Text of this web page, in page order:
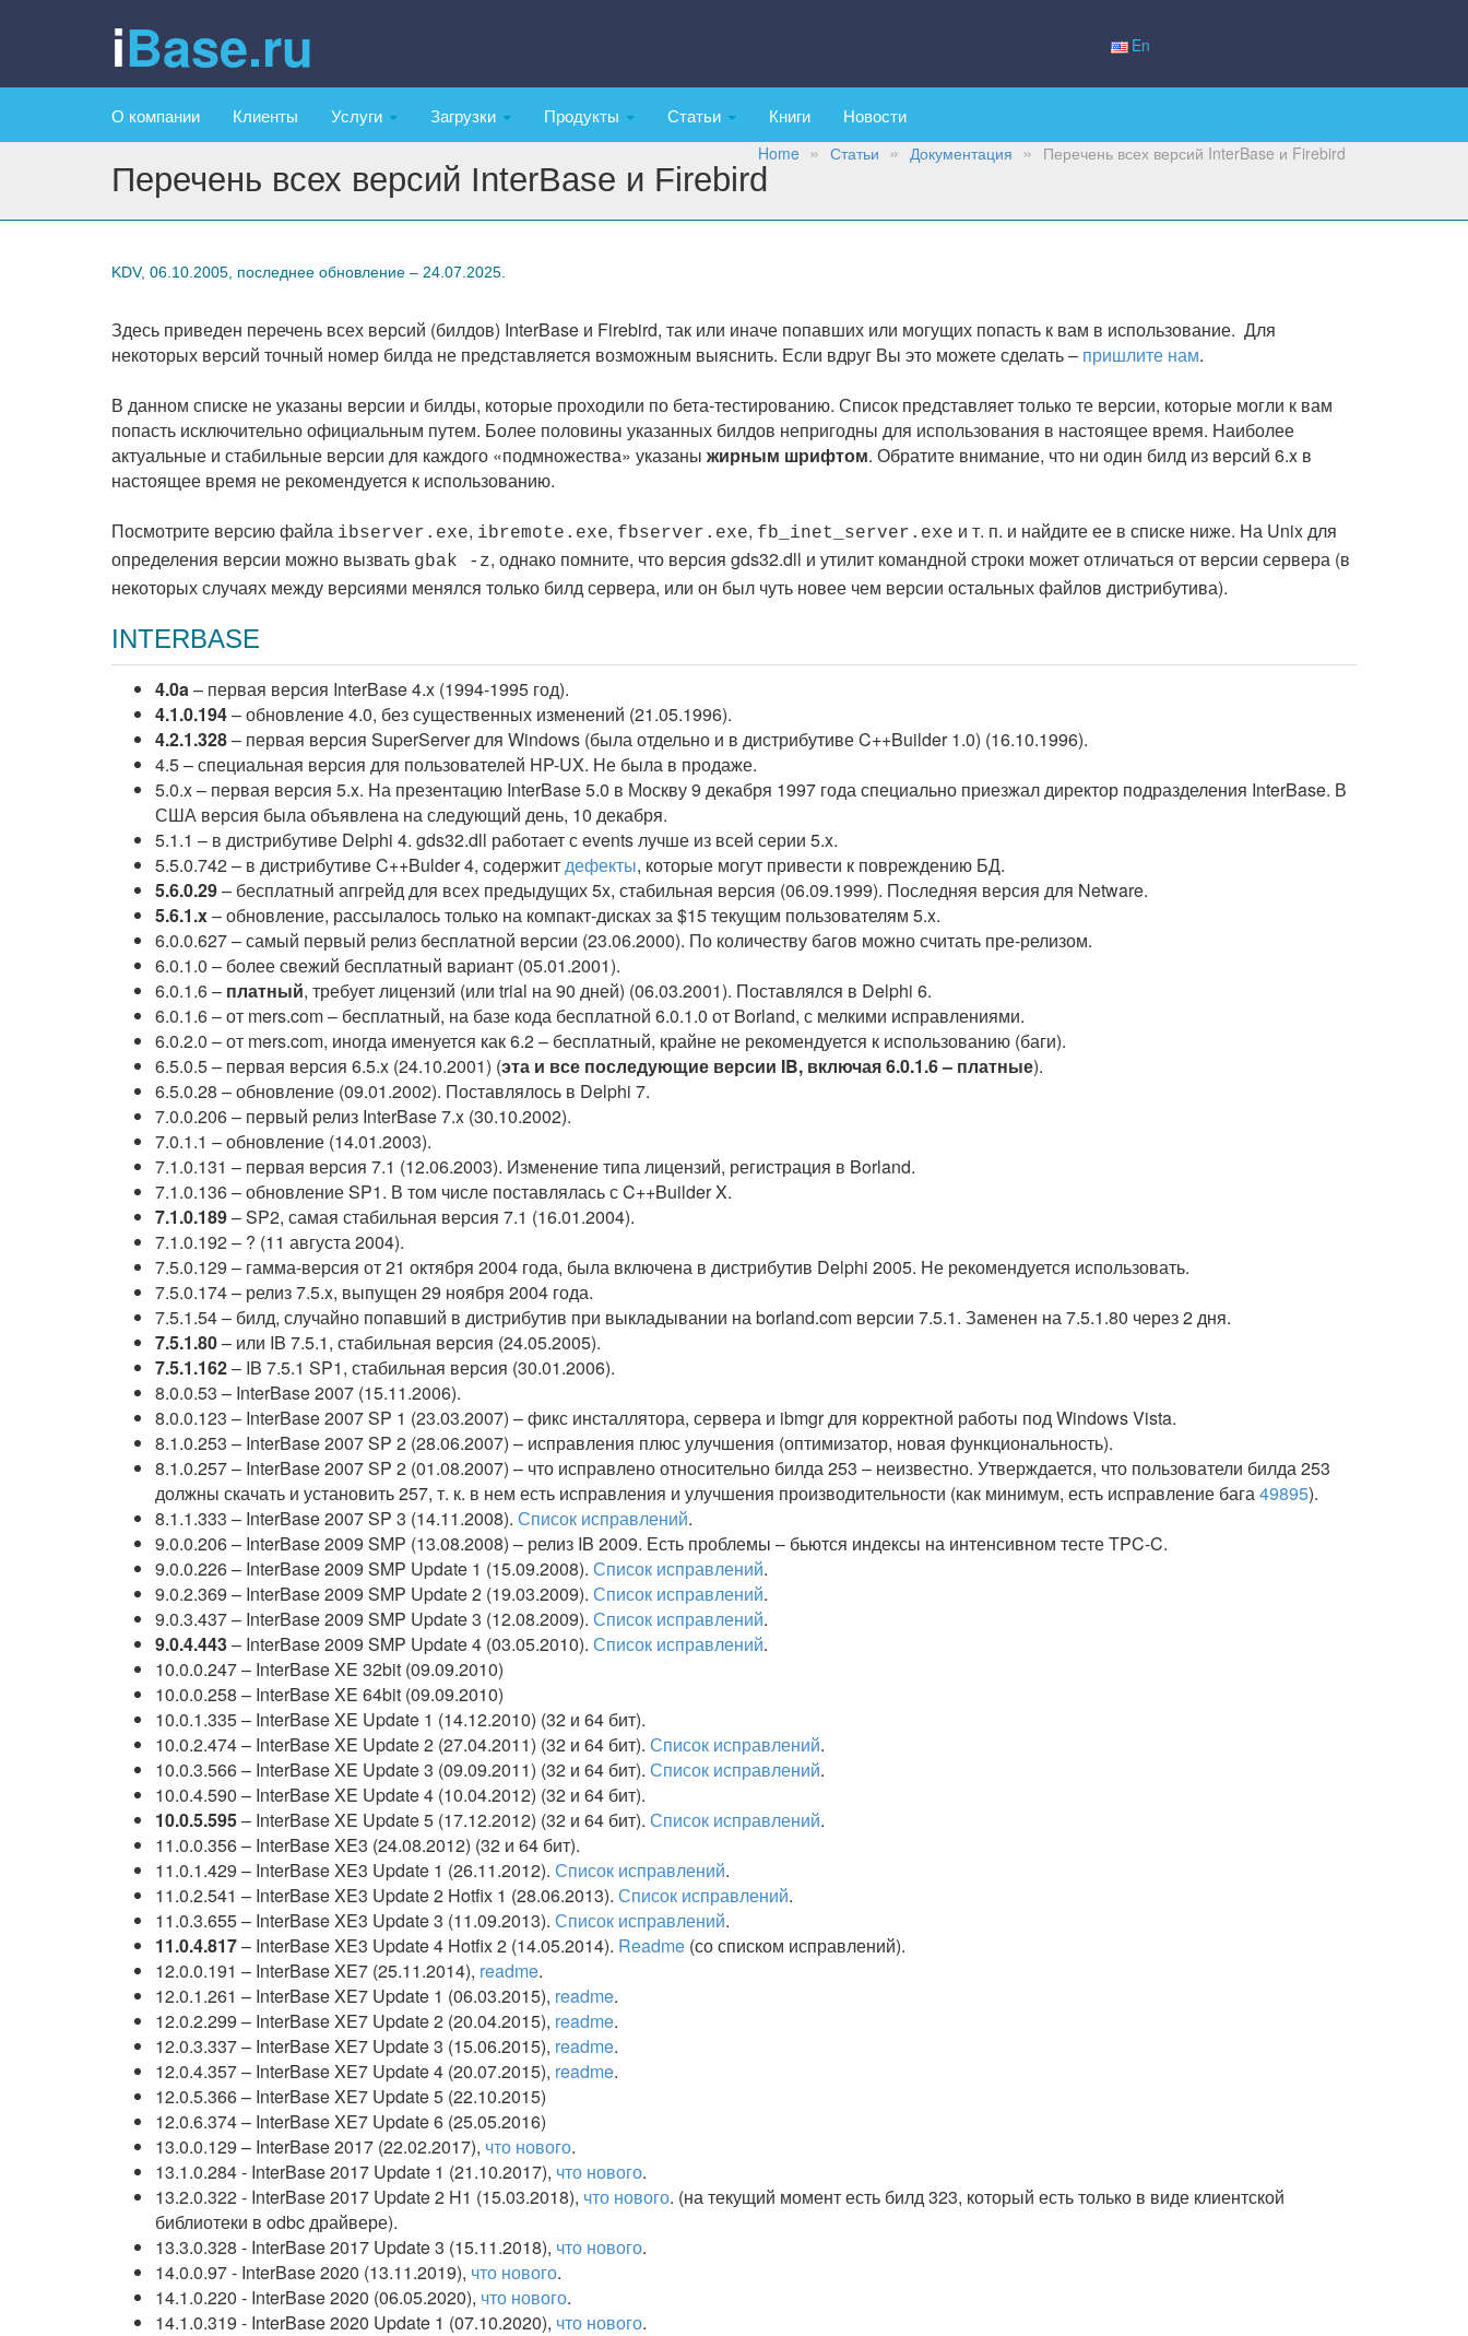
iBase.ru En
О компании Клиенты Услуги Загрузки Продукты Статьи Книги Новости
Перечень всех версий InterBase и Firebird
Home Статьи Документация Перечень всех версий InterBase и Firebird
KDV, 06.10.2005, последнее обновление – 24.07.2025.
Здесь приведен перечень всех версий (билдов) InterBase и Firebird, так или иначе попавших или могущих попасть к вам в использование. Для
некоторых версий точный номер билда не представляется возможным выяснить. Если вдруг Вы это можете сделать – пришлите нам.
В данном списке не указаны версии и билды, которые проходили по бета-тестированию. Список представляет только те версии, которые могли к вам
попасть исключительно официальным путем. Более половины указанных билдов непригодны для использования в настоящее время. Наиболее
актуальные и стабильные версии для каждого «подмножества» указаны жирным шрифтом. Обратите внимание, что ни один билд из версий 6.x в
настоящее время не рекомендуется к использованию.
Посмотрите версию файла ibserver.exe, ibremote.exe, fbserver.exe, fb_inet_server.exe и т. п. и найдите ее в списке ниже. На Unix для
определения версии можно вызвать gbak -z, однако помните, что версия gds32.dll и утилит командной строки может отличаться от версии сервера (в
некоторых случаях между версиями менялся только билд сервера, или он был чуть новее чем версии остальных файлов дистрибутива).
INTERBASE
4.0a– первая версия InterBase 4.x (1994-1995 год).
4.1.0.194– обновление 4.0, без существенных изменений (21.05.1996).
4.2.1.328– первая версия SuperServer для Windows (была отдельно и в дистрибутиве C++Builder 1.0) (16.10.1996).
4.5 – специальная версия для пользователей HP-UX. Не была в продаже.
5.0.x – первая версия 5.x. На презентацию InterBase 5.0 в Москву 9 декабря 1997 года специально приезжал директор подразделения InterBase. В
США версия была объявлена на следующий день, 10 декабря.
5.1.1 – в дистрибутиве Delphi 4. gds32.dll работает с events лучше из всей серии 5.x.
5.5.0.742 – в дистрибутиве C++Bulder 4, содержитдефекты, которые могут привести к повреждению БД.
5.6.0.29– бесплатный апгрейд для всех предыдущих 5x, стабильная версия (06.09.1999). Последняя версия для Netware.
5.6.1.x– обновление, рассылалось только на компакт-дисках за $15 текущим пользователям 5.x.
6.0.0.627 – самый первый релиз бесплатной версии (23.06.2000). По количеству багов можно считать пре-релизом.
6.0.1.0 – более свежий бесплатный вариант (05.01.2001).
6.0.1.6 – платный, требует лицензий (или trial на 90 дней) (06.03.2001). Поставлялся в Delphi 6.
6.0.1.6 – от mers.com – бесплатный, на базе кода бесплатной 6.0.1.0 от Borland, с мелкими исправлениями.
6.0.2.0 – от mers.com, иногда именуется как 6.2 – бесплатный, крайне не рекомендуется к использованию (баги).
6.5.0.5 – первая версия 6.5.x (24.10.2001) (эта и все последующие версии IB, включая 6.0.1.6 – платные).
6.5.0.28 – обновление (09.01.2002). Поставлялось в Delphi 7.
7.0.0.206 – первый релиз InterBase 7.x (30.10.2002).
7.0.1.1 – обновление (14.01.2003).
7.1.0.131 – первая версия 7.1 (12.06.2003). Изменение типа лицензий, регистрация в Borland.
7.1.0.136 – обновление SP1. В том числе поставлялась с C++Builder X.
7.1.0.189– SP2, самая стабильная версия 7.1 (16.01.2004).
7.1.0.192 – ? (11 августа 2004).
7.5.0.129 – гамма-версия от 21 октября 2004 года, была включена в дистрибутив Delphi 2005. Не рекомендуется использовать.
7.5.0.174 – релиз 7.5.x, выпущен 29 ноября 2004 года.
7.5.1.54 – билд, случайно попавший в дистрибутив при выкладывании на borland.com версии 7.5.1. Заменен на 7.5.1.80 через 2 дня.
7.5.1.80– или IB 7.5.1, стабильная версия (24.05.2005).
7.5.1.162– IB 7.5.1 SP1, стабильная версия (30.01.2006).
8.0.0.53 – InterBase 2007 (15.11.2006).
8.0.0.123 – InterBase 2007 SP 1 (23.03.2007) – фикс инсталлятора, сервера и ibmgr для корректной работы под Windows Vista.
8.1.0.253 – InterBase 2007 SP 2 (28.06.2007) – исправления плюс улучшения (оптимизатор, новая функциональность).
8.1.0.257 – InterBase 2007 SP 2 (01.08.2007) – что исправлено относительно билда 253 – неизвестно. Утверждается, что пользователи билда 253
должны скачать и установить 257, т. к. в нем есть исправления и улучшения производительности (как минимум, есть исправление бага49895).
8.1.1.333 – InterBase 2007 SP 3 (14.11.2008). Список исправлений.
9.0.0.206 – InterBase 2009 SMP (13.08.2008) – релиз IB 2009. Есть проблемы – бьются индексы на интенсивном тесте TPC-C.
9.0.0.226 – InterBase 2009 SMP Update 1 (15.09.2008). Список исправлений.
9.0.2.369 – InterBase 2009 SMP Update 2 (19.03.2009). Список исправлений.
9.0.3.437 – InterBase 2009 SMP Update 3 (12.08.2009). Список исправлений.
9.0.4.443– InterBase 2009 SMP Update 4 (03.05.2010). Список исправлений.
10.0.0.247 – InterBase XE 32bit (09.09.2010)
10.0.0.258 – InterBase XE 64bit (09.09.2010)
10.0.1.335 – InterBase XE Update 1 (14.12.2010) (32 и 64 бит).
10.0.2.474 – InterBase XE Update 2 (27.04.2011) (32 и 64 бит). Список исправлений.
10.0.3.566 – InterBase XE Update 3 (09.09.2011) (32 и 64 бит). Список исправлений.
10.0.4.590 – InterBase XE Update 4 (10.04.2012) (32 и 64 бит).
10.0.5.595– InterBase XE Update 5 (17.12.2012) (32 и 64 бит). Список исправлений.
11.0.0.356 – InterBase XE3 (24.08.2012) (32 и 64 бит).
11.0.1.429 – InterBase XE3 Update 1 (26.11.2012). Список исправлений.
11.0.2.541 – InterBase XE3 Update 2 Hotfix 1 (28.06.2013). Список исправлений.
11.0.3.655 – InterBase XE3 Update 3 (11.09.2013). Список исправлений.
11.0.4.817– InterBase XE3 Update 4 Hotfix 2 (14.05.2014). Readme (со списком исправлений).
12.0.0.191 – InterBase XE7 (25.11.2014), readme.
12.0.1.261 – InterBase XE7 Update 1 (06.03.2015), readme.
12.0.2.299 – InterBase XE7 Update 2 (20.04.2015), readme.
12.0.3.337 – InterBase XE7 Update 3 (15.06.2015), readme.
12.0.4.357 – InterBase XE7 Update 4 (20.07.2015), readme.
12.0.5.366 – InterBase XE7 Update 5 (22.10.2015)
12.0.6.374 – InterBase XE7 Update 6 (25.05.2016)
13.0.0.129 – InterBase 2017 (22.02.2017), что нового.
13.1.0.284 - InterBase 2017 Update 1 (21.10.2017), что нового.
13.2.0.322 - InterBase 2017 Update 2 H1 (15.03.2018), что нового. (на текущий момент есть билд 323, который есть только в виде клиентской
библиотеки в odbc драйвере).
13.3.0.328 - InterBase 2017 Update 3 (15.11.2018), что нового.
14.0.0.97 - InterBase 2020 (13.11.2019), что нового.
14.1.0.220 - InterBase 2020 (06.05.2020), что нового.
14.1.0.319 - InterBase 2020 Update 1 (07.10.2020), что нового.